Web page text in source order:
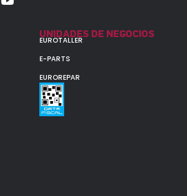
UNIDADES DE NEGOCIOS
EUROTALLER
E-PARTS
EUROREPAR